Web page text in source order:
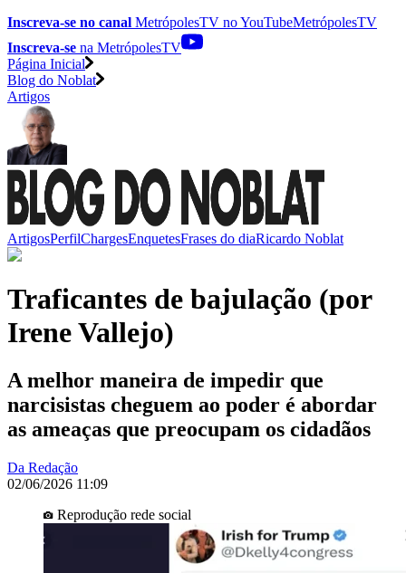
Inscreva-se no canal MetrópolesTV noYouTubeMetrópolesTV
Inscreva-se na MetrópolesTV
Página Inicial
Blog do Noblat
Artigos
ArtigosPerfilChargesEnquetesFrases do diaRicardo Noblat
Traficantes de bajulação (por
Irene Vallejo)
A melhor maneira de impedir que
narcisistas cheguem ao poder é abordar
as ameaças que preocupam os cidadãos
Da Redação
02/06/2026 11:09
Reprodução rede social